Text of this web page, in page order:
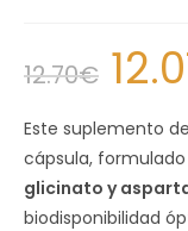
12.70€
Este suplemento de
cápsula,
glicinato y
biodisponibilidad